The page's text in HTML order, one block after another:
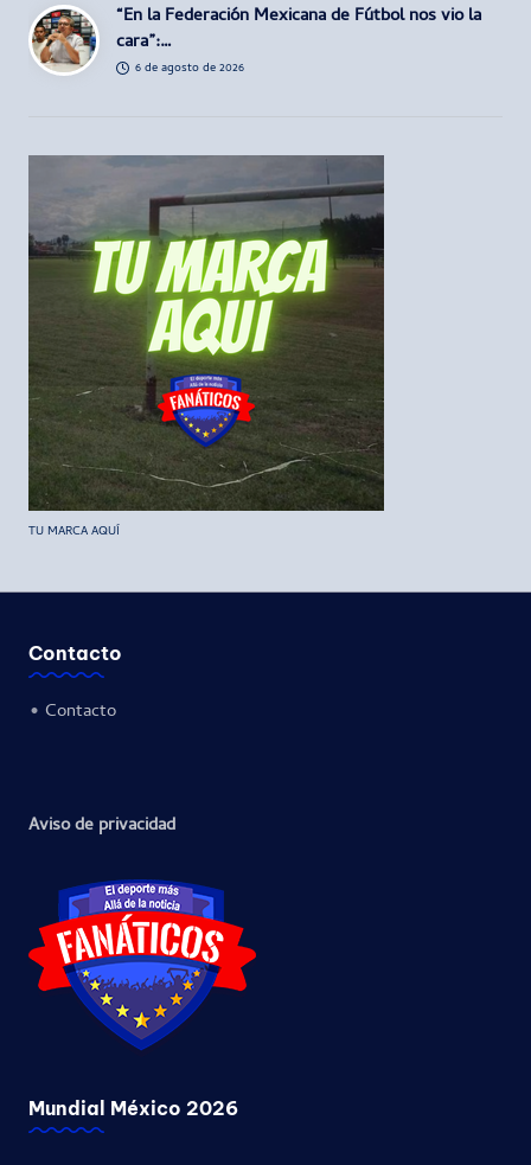
“En la Federación Mexicana de Fútbol nos vio la
cara”:…
6 de agosto de 2026
TU MARCA AQUÍ
Contacto
• Contacto
Aviso de privacidad
Mundial México 2026